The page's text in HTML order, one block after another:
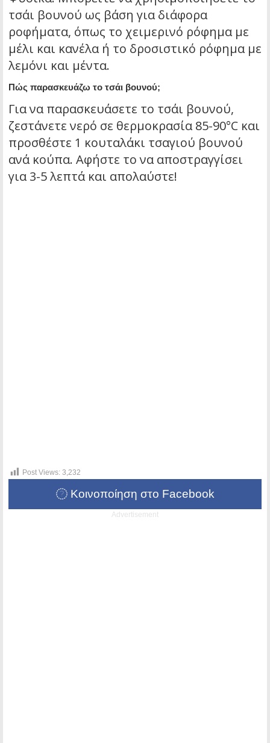
τσάι βουνού ως βάση για διάφορα
ροφήματα, όπως το χειμερινό ρόφημα με
μέλι και κανέλα ή το δροσιστικό ρόφημα με
λεμόνι και μέντα.
Πώς παρασκευάζω το τσάι βουνού;
Για να παρασκευάσετε το τσάι βουνού,
ζεστάνετε νερό σε θερμοκρασία 85-90°C και
προσθέστε 1 κουταλάκι τσαγιού βουνού
ανά κούπα. Αφήστε το να αποστραγγίσει
για 3-5 λεπτά και απολαύστε!
Post Views: 3,232
Κοινοποίηση στο Facebook
Advertisement